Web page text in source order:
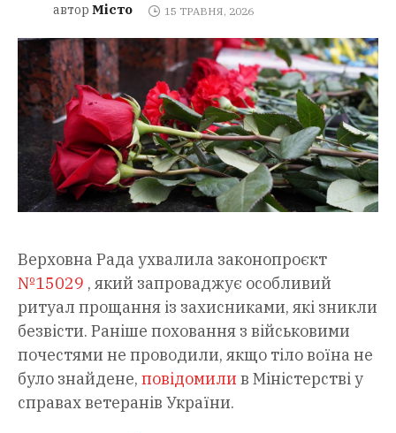
автор Місто 15 ТРАВНЯ, 2026
Верховна Рада ухвалила законопроєкт
№15029 , який запроваджує особливий
ритуал прощання із захисниками, які зникли
безвісти. Раніше поховання з військовими
почестями не проводили, якщо тіло воїна не
було знайдене, повідомили в Міністерстві у
справах ветеранів України.